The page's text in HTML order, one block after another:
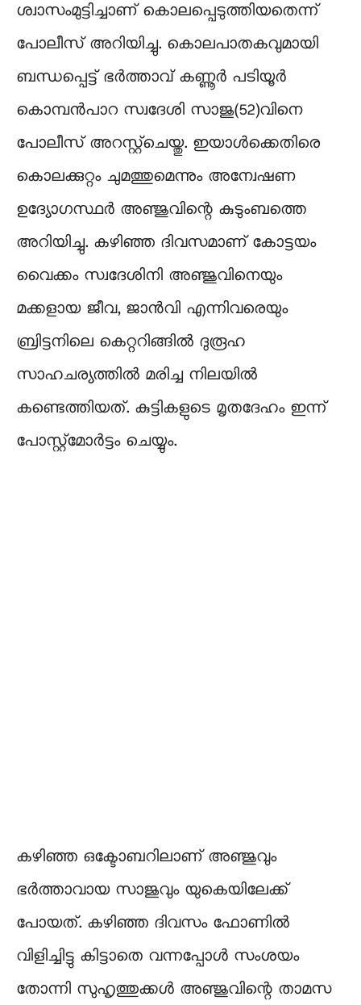
ശ്വാസംമുട്ടിച്ചാണ് കൊലപ്പെടുത്തിയതെന്ന്
പോലീസ് അറിയിച്ചു. കൊലപാതകവുമായി
ബന്ധപ്പെട്ട് ഭർത്താവ് കണ്ണൂർ പടിയൂർ
കൊമ്പൻപാറ സ്വദേശി സാജു(52)വിനെ
പോലീസ് അറസ്റ്റ്ചെയ്തു. ഇയാള്‍ക്കെതിരെ
കൊലക്കുറ്റം ചുമത്തുമെന്നും അന്വേഷണ
ഉദ്യോഗസ്ഥര്‍ അഞ്ജുവിന്റെ കുടുംബത്തെ
അറിയിച്ചു. കഴിഞ്ഞ ദിവസമാണ് കോട്ടയം
വൈക്കം സ്വദേശിനി അഞ്ജുവിനെയും
മക്കളായ ജീവ, ജാൻവി എന്നിവരെയും
ബ്രിട്ടനിലെ കെറ്ററിങ്ങില്‍ ദുരൂഹ
സാഹചര്യത്തിൽ മരിച്ച നിലയില്‍
കണ്ടെത്തിയത്. കുട്ടികളുടെ മൃതദേഹം ഇന്ന്
പോസ്റ്റ്മോര്‍ട്ടം ചെയ്യും.
കഴിഞ്ഞ ഒക്ടോബറിലാണ് അഞ്ജുവും
ഭർത്താവായ സാജുവും യുകെയിലേക്ക്
പോയത്. കഴിഞ്ഞ ദിവസം ഫോണിൽ
വിളിച്ചിട്ടു കിട്ടാതെ വന്നപ്പോൾ സംശയം
തോന്നി സുഹൃത്തുക്കൾ അഞ്ജുവിന്റെ താമസ